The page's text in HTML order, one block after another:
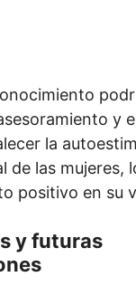
y
la
de las mujeres,
positivo en su
y futuras